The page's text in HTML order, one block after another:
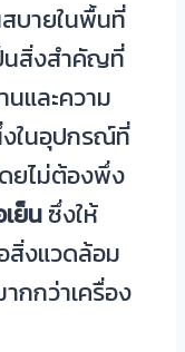
บายในพื้นที่
นสิ่งสำคัญที่
และความ
งในอุปกรณ์ที่
ยไม่ต้องพึ่ง
ย็นซึ่งให้
สิ่งแวดล้อม
กกว่าเครื่อง